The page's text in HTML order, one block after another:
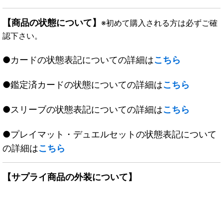
【商品の状態について】 ※初めて購入される方は必ずご確
認下さい。
●カードの状態表記についての詳細はこちら
●鑑定済カードの状態についての詳細はこちら
●スリーブの状態表記についての詳細はこちら
●プレイマット・デュエルセットの状態表記について
の詳細はこちら
【サプライ商品の外装について】